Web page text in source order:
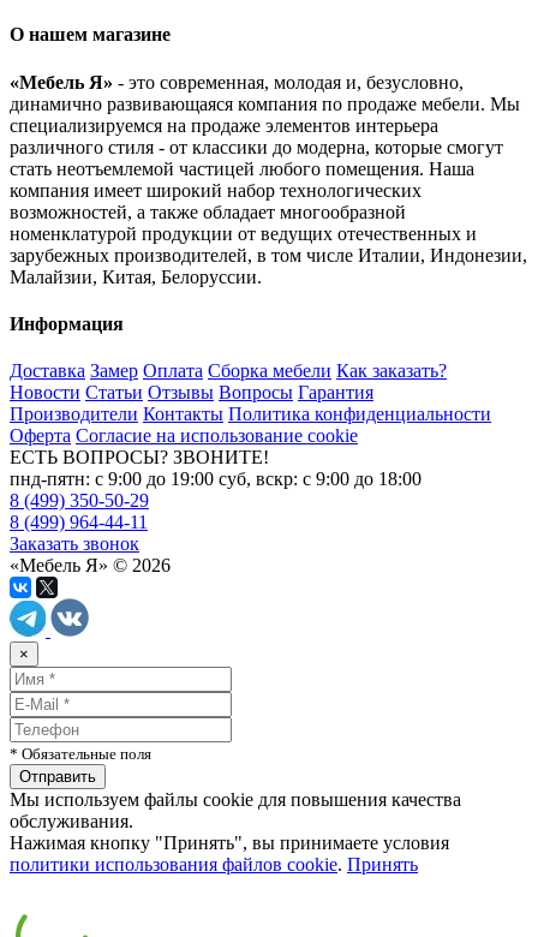
О нашем магазине
«Мебель Я» - это современная, молодая и, безусловно,
динамично развивающаяся компания по продаже мебели. Мы
специализируемся на продаже элементов интерьера
различного стиля - от классики до модерна, которые смогут
стать неотъемлемой частицей любого помещения. Наша
компания имеет широкий набор технологических
возможностей, а также обладает многообразной
номенклатурой продукции от ведущих отечественных и
зарубежных производителей, в том числе Италии, Индонезии,
Малайзии, Китая, Белоруссии.
Информация
Доставка Замер Оплата Сборка мебели Как заказать?
Новости Статьи Отзывы Вопросы Гарантия
Производители Контакты Политика конфиденциальности
Оферта Согласие на использование cookie
ЕСТЬ ВОПРОСЫ? ЗВОНИТЕ!
пнд-пятн: с 9:00 до 19:00 суб, вскр: с 9:00 до 18:00
8 (499) 350-50-29
8 (499) 964-44-11
Заказать звонок
«Мебель Я» © 2026
×
* Обязательные поля
Мы используем файлы cookie для повышения качества
обслуживания.
Нажимая кнопку "Принять", вы принимаете условия
политики использования файлов cookie. Принять